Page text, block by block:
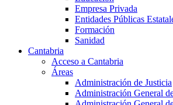
Empresa Privada
Entidades Públicas
Formación
Sanidad
Cantabria
Acceso a Cantabria
Áreas
Administración de Justicia
Administración General